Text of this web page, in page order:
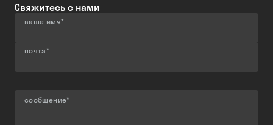
Свяжитесь с нами
ваше имя*
почта*
сообщение*